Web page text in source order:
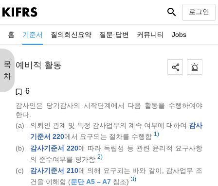
홈 기준서 질의회신요약 질문·답변 커뮤니티 Jobs
search 로그인
목
차
예비적 활동
6
감사인은 당기감사의 시작단계에서 다음 활동을 수행하여야
한다.
(a)
의뢰인 관계 및 특정 감사업무의 계속 여부에 대하여 감사
기준서 220에서 요구되는 절차를 수행함 1)
(b) 감사기준서 220에 따라 독립성 등 관련 윤리적 요구사항
의 준수여부를 평가함 2)
(c) 감사기준서 210에 의해 요구되는 바와 같이, 감사업무 조
건을 이해함 (문단 A5 – A7 참조) 3)